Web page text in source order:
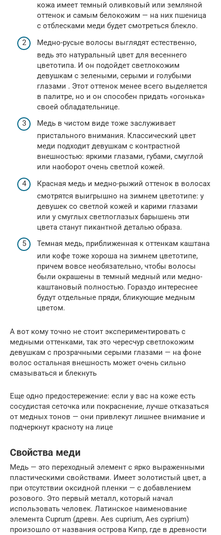
кожа имеет темный оливковый или земляной
оттенок и самым белокожим — на них пшеница
с отблесками меди будет смотреться блекло.
Медно-русые волосы выглядят естественно,
ведь это натуральный цвет для весеннего
цветотипа. И он подойдет светлокожим
девушкам с зелеными, серыми и голубыми
глазами . Этот оттенок менее всего выделяется
в палитре, но и он способен придать «огонька»
своей обладательнице.
Медь в чистом виде тоже заслуживает
пристального внимания. Классический цвет
меди подходит девушкам с контрастной
внешностью: яркими глазами, губами, смуглой
или наоборот очень светлой кожей.
Красная медь и медно-рыжий оттенок в волосах
смотрятся выигрышно на зимнем цветотипе: у
девушек со светлой кожей и карими глазами
или у смуглых светлоглазых барышень эти
цвета станут пикантной деталью образа.
Темная медь, приближенная к оттенкам каштана
или кофе тоже хороша на зимнем цветотипе,
причем вовсе необязательно, чтобы волосы
были окрашены в темный медный или медно-
каштановый полностью. Гораздо интереснее
будут отдельные пряди, бликующие медным
цветом.
А вот кому точно не стоит экспериментировать с
медными оттенками, так это чересчур светлокожим
девушкам с прозрачными серыми глазами — на фоне
волос остальная внешность может очень сильно
смазываться и блекнуть
Еще одно предостережение: если у вас на коже есть
сосудистая сеточка или покраснение, лучше отказаться
от медных тонов — они привлекут лишнее внимание и
подчеркнут красноту на лице
Свойства меди
Медь — это переходный элемент с ярко выраженными
пластическими свойствами. Имеет золотистый цвет, а
при отсутствии оксидной пленки — с добавлением
розового. Это первый металл, который начал
использовать человек. Латинское наименование
элемента Cuprum (древн. Aes cuprium, Aes cyprium)
произошло от названия острова Кипр, где в древности